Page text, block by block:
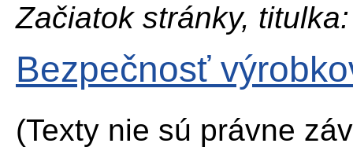
Začiatok stránky, titulka:
Bezpečnosť
(Texty nie sú právne